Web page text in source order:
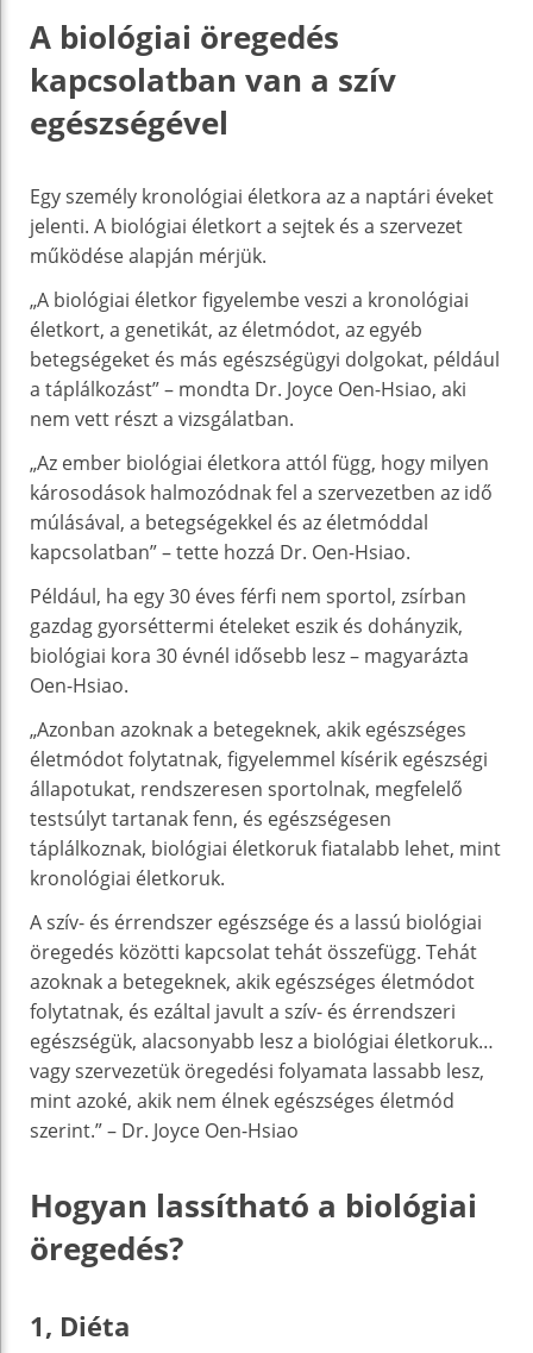
A biológiai öregedés
kapcsolatban van a szív
egészségével
Egy személy kronológiai életkora az a naptári éveket
jelenti. A biológiai életkort a sejtek és a szervezet
működése alapján mérjük.
„A biológiai életkor figyelembe veszi a kronológiai
életkort, a genetikát, az életmódot, az egyéb
betegségeket és más egészségügyi dolgokat, például
a táplálkozást” – mondta Dr. Joyce Oen-Hsiao, aki
nem vett részt a vizsgálatban.
„Az ember biológiai életkora attól függ, hogy milyen
károsodások halmozódnak fel a szervezetben az idő
múlásával, a betegségekkel és az életmóddal
kapcsolatban” – tette hozzá Dr. Oen-Hsiao.
Például, ha egy 30 éves férfi nem sportol, zsírban
gazdag gyorséttermi ételeket eszik és dohányzik,
biológiai kora 30 évnél idősebb lesz – magyarázta
Oen-Hsiao.
„Azonban azoknak a betegeknek, akik egészséges
életmódot folytatnak, figyelemmel kísérik egészségi
állapotukat, rendszeresen sportolnak, megfelelő
testsúlyt tartanak fenn, és egészségesen
táplálkoznak, biológiai életkoruk fiatalabb lehet, mint
kronológiai életkoruk.
A szív- és érrendszer egészsége és a lassú biológiai
öregedés közötti kapcsolat tehát összefügg. Tehát
azoknak a betegeknek, akik egészséges életmódot
folytatnak, és ezáltal javult a szív- és érrendszeri
egészségük, alacsonyabb lesz a biológiai életkoruk…
vagy szervezetük öregedési folyamata lassabb lesz,
mint azoké, akik nem élnek egészséges életmód
szerint.” – Dr. Joyce Oen-Hsiao
Hogyan lassítható a biológiai
öregedés?
1, Diéta